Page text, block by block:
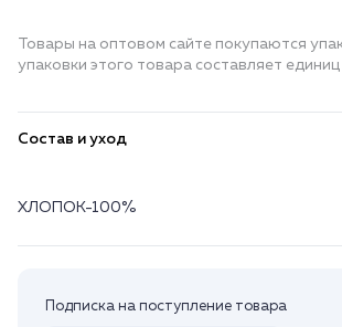
Товары на оптовом сайте покупаются
упаковки этого товара составляет единиц
Состав и уход
ХЛОПОК-100%
Подписка на поступление товара